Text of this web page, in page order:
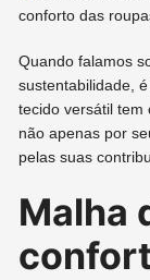
Quando falamos
sustentabilidade,
tecido versátil tem
não apenas por
pelas suas
Malha